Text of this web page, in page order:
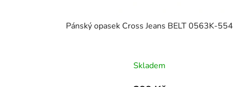
Pánský opasek Cross Jeans BELT 0563K-554
Skladem